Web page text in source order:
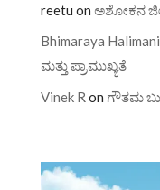
reetu on ಅಶೋಕನ
Bhimaraya Halimani
ಮತ್ತು ಪ್ರಾಮುಖ್ಯತೆ
Vinek R on ಗೌತಮ